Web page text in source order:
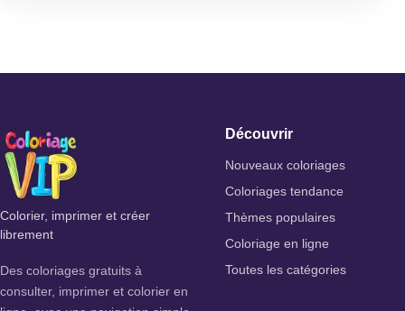
Colorier, imprimer et créer
librement
Des coloriages gratuits à
consulter, imprimer et colorier en
Découvrir
Nouveaux coloriages
Coloriages tendance
Thèmes populaires
Coloriage en ligne
Toutes les catégories